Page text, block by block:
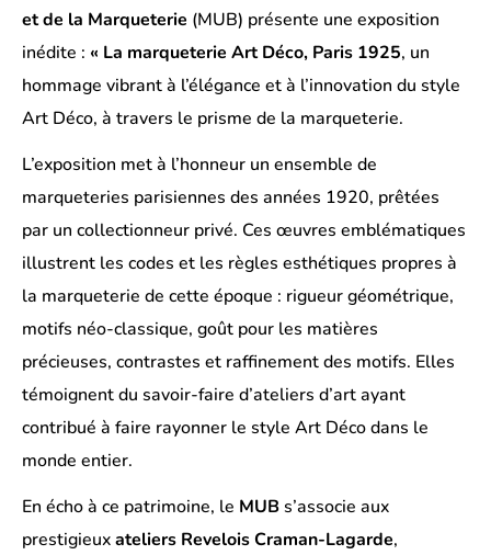
et de la Marqueterie (MUB) présente une exposition
inédite : « La marqueterie Art Déco, Paris 1925, un
hommage vibrant à l’élégance et à l’innovation du style
Art Déco, à travers le prisme de la marqueterie.
L’exposition met à l’honneur un ensemble de
marqueteries parisiennes des années 1920, prêtées
par un collectionneur privé. Ces œuvres emblématiques
illustrent les codes et les règles esthétiques propres à
la marqueterie de cette époque : rigueur géométrique,
motifs néo-classique, goût pour les matières
précieuses, contrastes et raffinement des motifs. Elles
témoignent du savoir-faire d’ateliers d’art ayant
contribué à faire rayonner le style Art Déco dans le
monde entier.
En écho à ce patrimoine, le MUBs’associe aux
prestigieuxateliers Revelois Craman-Lagarde,